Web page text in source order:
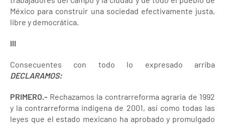
México para construir una sociedad efectivamente justa,
libre y democrática.
III
Consecuentes con todo lo expresado arriba
DECLARAMOS:
PRIMERO.- Rechazamos la contrarreforma agraria de 1992
y la contrarreforma indígena de 2001, así como todas las
leyes que el estado mexicano ha aprobado y promulgado